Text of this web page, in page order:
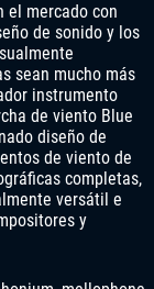
el mercado con
de sonido y los
sean mucho más
instrumento
de viento Blue
diseño de
de viento de
completas,
versátil e
y